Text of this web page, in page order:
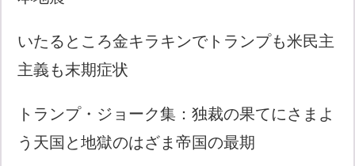
いたるところ金キラキンでトランプも米民主
主義も末期症状
トランプ・ジョーク集：独裁の果てにさまよ
う天国と地獄のはざま帝国の最期